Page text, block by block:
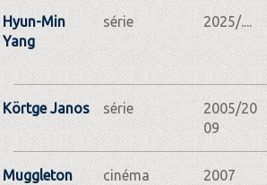
Hyun-Min
Yang
série 2025/....
Körtge Janos série
2005/20
09
Muggleton
cinéma 2007